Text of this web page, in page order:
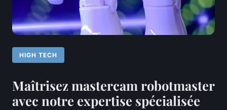
HIGH TECH
Maîtrisez mastercam robotmaster
avec notre expertise spécialisée